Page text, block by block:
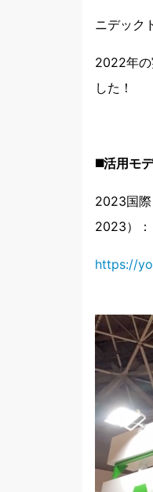
ニデック
2022年の
した！
◼️活用モ
2023国際
2023）：
https://